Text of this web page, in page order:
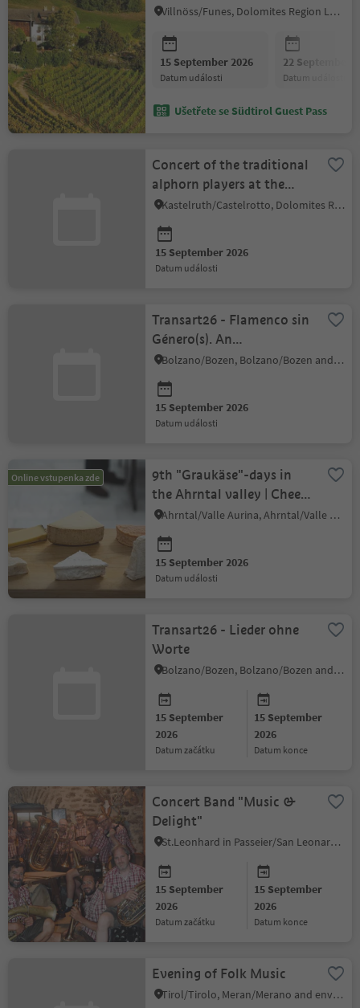
Villnöss/Funes, Dolomites Region Lüsen Villnöss
15 September 2026
datum události
22 September
datum události
Ušetřete se Südtirol Guest Pass
Concert of the traditional
alphorn players at the
Hotel Panorama
Kastelruth/Castelrotto, Dolomites Region Seiser Alm
15 September 2026
datum události
Transart26 - Flamenco sin
Género(s). An
Introduction
Bolzano/Bozen, Bolzano/Bozen and environs
15 September 2026
datum události
Online vstupenka zde
9th "Graukäse"-days in
the Ahrntal valley | Cheese
and Beer Pairing – Tasting
Ahrntal/Valle Aurina, Ahrntal/Valle Aurina
15 September 2026
datum události
Transart26 - Lieder ohne
Worte
Bolzano/Bozen, Bolzano/Bozen and environs
15 September
2026
datum začátku
15 September
2026
datum konce
Concert Band "Music &
Delight"
St.Leonhard in Passeier/San Leonardo in Passiria, Meran/Merano and environs
15 September
2026
datum začátku
15 September
2026
datum konce
Evening of Folk Music
Tirol/Tirolo, Meran/Merano and environs